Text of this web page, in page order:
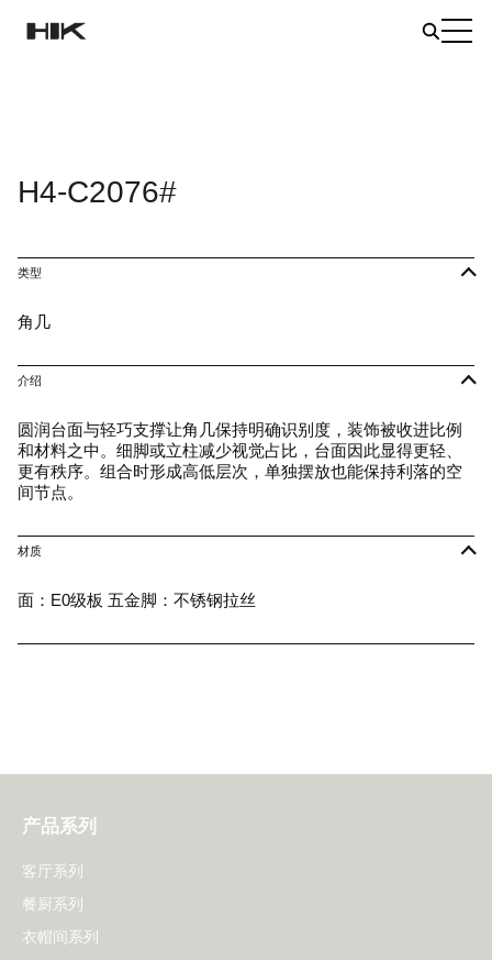
H4-C2076#
类型
角几
介绍
圆润台面与轻巧支撑让角几保持明确识别度，装饰被收进比例
和材料之中。细脚或立柱减少视觉占比，台面因此显得更轻、
更有秩序。组合时形成高低层次，单独摆放也能保持利落的空
间节点。
材质
面：E0级板 五金脚：不锈钢拉丝
产品系列
客厅系列
餐厨系列
衣帽间系列